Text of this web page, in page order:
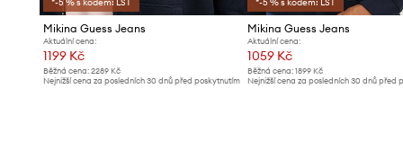
*-5 % s kódem: LST
Mikina Guess Jeans
Aktuální cena:
1199 Kč
Běžná cena: 2289 Kč
Nejnižší cena za posledních 30 dnů před poskytnutím
*-5 % s kódem: LST
Mikina Guess Jeans
Aktuální cena:
1059 Kč
Běžná cena:1899 Kč
Nejnižší cena za posledních 30 dnů před